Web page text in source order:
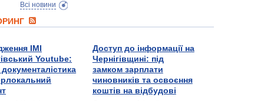
Всі новини
ІМІ
Youtube:
документалістика
Доступ до інформації на
Чернігівщині: під
замком зарплати
чиновників та освоєння
коштів на відбудові